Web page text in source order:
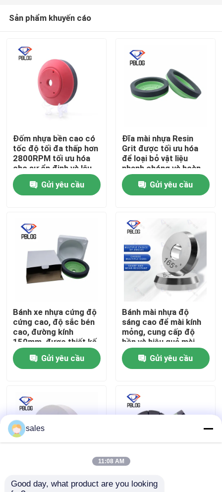
Sản phẩm
Về chúng tôi
Kiểm soát chất lượng
Liên hệ chúng tôi
Yêu cầu báo giá
Đá mài mạ điện
Sản phẩm khuyến cáo
Đốm nhựa bền cao có
tốc độ tối đa thấp hơn
2800RPM tối ưu hóa
cho sự ổn định và lâu
dài
Gửi yêu cầu
Đĩa mài nhựa Resin
Grit được tối ưu hóa
để loại bỏ vật liệu
nhanh chóng và hoàn
thiện bề mặt nhẵn
trong chế tạo kim loại
Gửi yêu cầu
Bánh xe nhựa cứng độ
cứng cao, độ sắc bén
cao, đường kính
150mm, được thiết kế
để có hiệu suất lâu dài
trong việc cắt và mài.
Gửi yêu cầu
Bánh mài nhựa độ
sáng cao để mài kính
mỏng, cung cấp độ
bền và hiệu quả mài
tuyệt vời
Gửi yêu cầu
Máy nghiền nhựa kính
Máy nghiền cạnh thủy
sales
11:08 AM
Good day, what product are you looking